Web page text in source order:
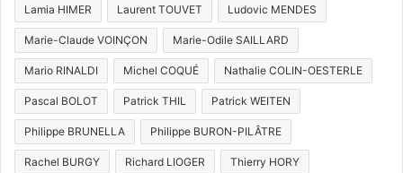
Lamia HIMER Laurent TOUVET Ludovic MENDES
Marie-Claude VOINÇON Marie-Odile SAILLARD
Mario RINALDI Michel COQUÉ Nathalie COLIN-OESTERLE
Pascal BOLOT Patrick THIL Patrick WEITEN
Philippe BRUNELLA Philippe BURON-PILÂTRE
Rachel BURGY Richard LIOGER Thierry HORY